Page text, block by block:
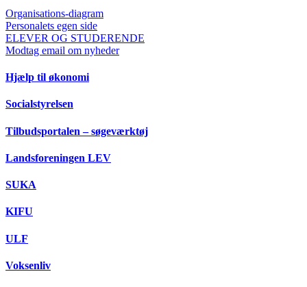
Organisations-diagram
Personalets egen side
ELEVER OG STUDERENDE
Modtag email om nyheder
Hjælp til økonomi
Socialstyrelsen
Tilbudsportalen – søgeværktøj
Landsforeningen LEV
SUKA
KIFU
ULF
Voksenliv